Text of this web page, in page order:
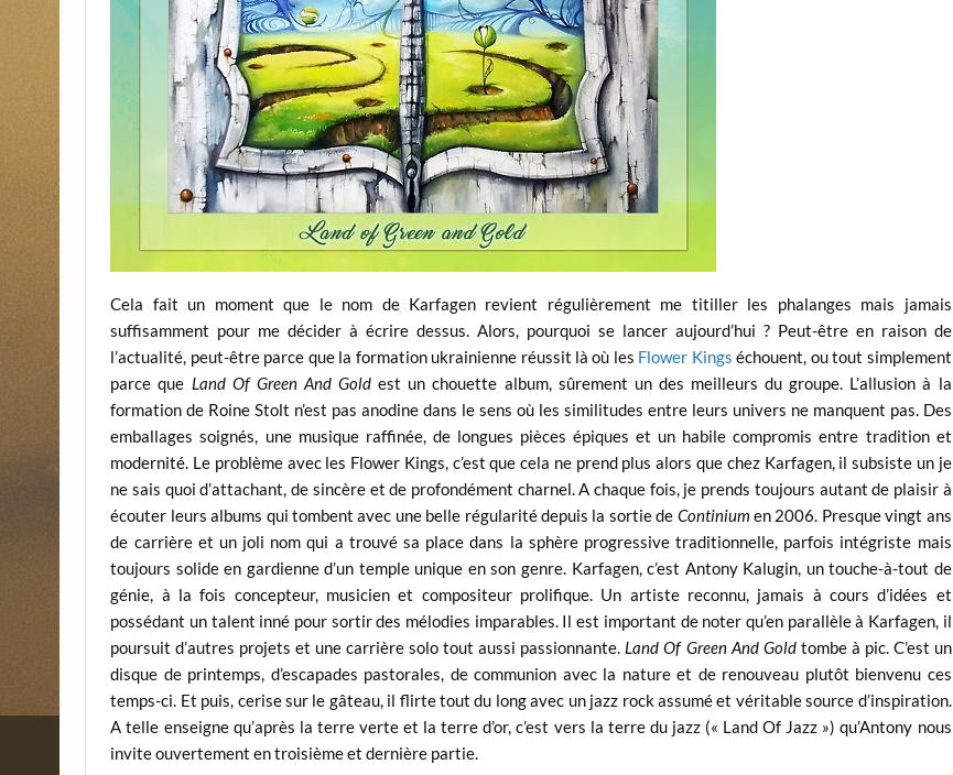
Cela fait un moment que le nom de Karfagen revient régulièrement me titiller les phalanges mais jamais
suffisamment pour me décider à écrire dessus. Alors, pourquoi se lancer aujourd’hui ? Peut-être en raison de
l’actualité, peut-être parce que la formation ukrainienne réussit là où les Flower Kings échouent, ou tout simplement
parce que Land Of Green And Gold est un chouette album, sûrement un des meilleurs du groupe. L’allusion à la
formation de Roine Stolt n’est pas anodine dans le sens où les similitudes entre leurs univers ne manquent pas. Des
emballages soignés, une musique raffinée, de longues pièces épiques et un habile compromis entre tradition et
modernité. Le problème avec les Flower Kings, c’est que cela ne prend plus alors que chez Karfagen, il subsiste un je
ne sais quoi d’attachant, de sincère et de profondément charnel. A chaque fois, je prends toujours autant de plaisir à
écouter leurs albums qui tombent avec une belle régularité depuis la sortie de Continium en 2006. Presque vingt ans
de carrière et un joli nom qui a trouvé sa place dans la sphère progressive traditionnelle, parfois intégriste mais
toujours solide en gardienne d’un temple unique en son genre. Karfagen, c’est Antony Kalugin, un touche-à-tout de
génie, à la fois concepteur, musicien et compositeur prolifique. Un artiste reconnu, jamais à cours d’idées et
possédant un talent inné pour sortir des mélodies imparables. Il est important de noter qu’en parallèle à Karfagen, il
poursuit d’autres projets et une carrière solo tout aussi passionnante. Land Of Green And Gold tombe à pic. C’est un
disque de printemps, d’escapades pastorales, de communion avec la nature et de renouveau plutôt bienvenu ces
temps-ci. Et puis, cerise sur le gâteau, il flirte tout du long avec un jazz rock assumé et véritable source d’inspiration.
A telle enseigne qu’après la terre verte et la terre d’or, c’est vers la terre du jazz (« Land Of Jazz ») qu’Antony nous
invite ouvertement en troisième et dernière partie.